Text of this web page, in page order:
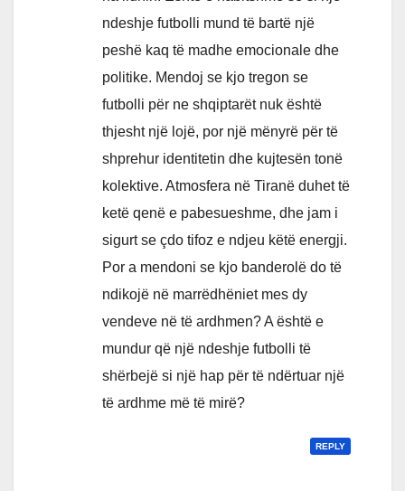
ndeshje futbolli mund të bartë një
peshë kaq të madhe emocionale dhe
politike. Mendoj se kjo tregon se
futbolli për ne shqiptarët nuk është
thjesht një lojë, por një mënyrë për të
shprehur identitetin dhe kujtesën tonë
kolektive. Atmosfera në Tiranë duhet të
ketë qenë e pabesueshme, dhe jam i
sigurt se çdo tifoz e ndjeu këtë energji.
Por a mendoni se kjo banderolë do të
ndikojë në marrëdhëniet mes dy
vendeve në të ardhmen? A është e
mundur që një ndeshje futbolli të
shërbejë si një hap për të ndërtuar një
të ardhme më të mirë?
REPLY